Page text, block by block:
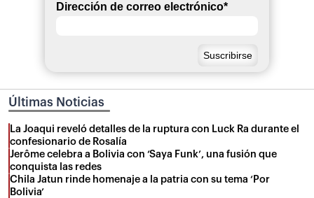
Dirección de correo electrónico*
Últimas Noticias
La Joaqui reveló detalles de la ruptura con Luck Ra durante el
confesionario de Rosalía
Jerôme celebra a Bolivia con ‘Saya Funk’, una fusión que
conquista las redes
Chila Jatun rinde homenaje a la patria con su tema ‘Por
Bolivia’